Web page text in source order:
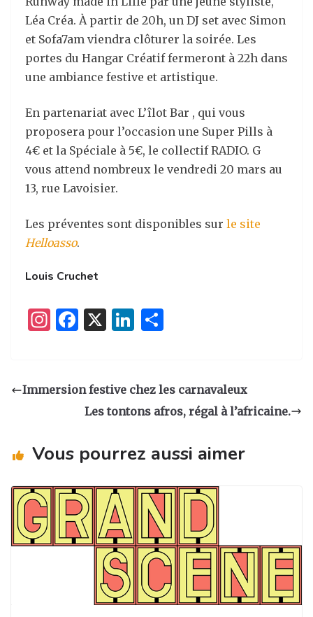
Léa Créa. À partir de 20h, un DJ set avec Simon
et Sofa7am viendra clôturer la soirée. Les
portes du Hangar Créatif fermeront à 22h dans
une ambiance festive et artistique.
En partenariat avec L’îlot Bar , qui vous
proposera pour l’occasion une Super Pills à
4€ et la Spéciale à 5€, le collectif RADIO. G
vous attend nombreux le vendredi 20 mars au
13, rue Lavoisier.
Les préventes sont disponibles sur le site
Helloasso.
Louis Cruchet
I
a
m
F
e
b
o
X
Li
e
dI
g
er
Immersion festive chez les carnavaleux
Les tontons afros, régal à l’africaine.
Vous pourrez aussi aimer